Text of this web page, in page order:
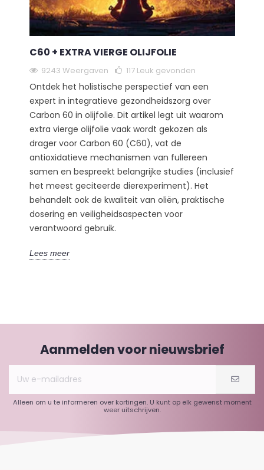
C60 + EXTRA VIERGE OLIJFOLIE
9243 Weergaven 117 Leuk gevonden
Ontdek het holistische perspectief van een
expert in integratieve gezondheidszorg over
Carbon 60 in olijfolie. Dit artikel legt uit waarom
extra vierge olijfolie vaak wordt gekozen als
drager voor Carbon 60 (C60), vat de
antioxidatieve mechanismen van fullereen
samen en bespreekt belangrijke studies (inclusief
het meest geciteerde dierexperiment). Het
behandelt ook de kwaliteit van oliën, praktische
dosering en veiligheidsaspecten voor
verantwoord gebruik.
Lees meer
Aanmelden voor nieuwsbrief
Alleen om u te informeren over kortingen. U kunt op elk gewenst moment
weer uitschrijven.